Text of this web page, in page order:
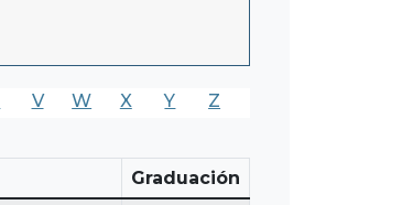
V W X Y Z
Graduación